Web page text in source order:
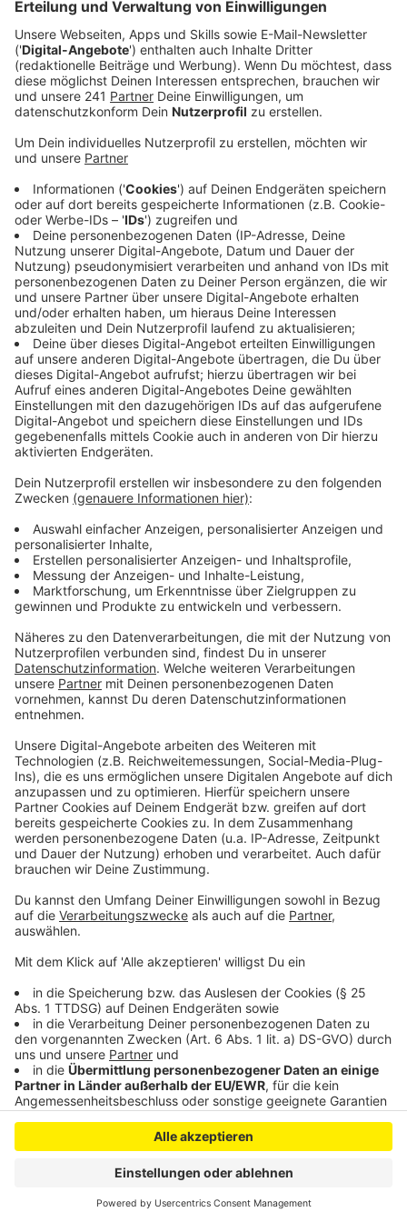
Anzeige
Veröffentlicht: Donnerstag, 11.04.2024 13:05
Anzeige
Krisenpostfach bei der Bezirksregierung
eingerichtet
Anzeige
Die Stimme im Video ist nicht zu erkennen, vermutlich
von einer KI technisch verändert. „Dann schlitze ich
denen die Kehle auf mit einer Machete“, heißt es, dazu
erscheinen Bilder von Lehrkräften und Schülern im
Hintergrund. Die Schule hat direkt gehandelt, die
Videos seien gesperrt worden, so die Schulleitung, und
heute gibt es ein Gespräch mit den Eltern einer der
betroffenen Klassen. Bei der Polizei laufen mehrere
Anzeigen gegen Unbekannt. Die Bezirksregierung Köln,
die für die Schule zuständig ist, hat schon seit
Längerem ein Krisenpostfach für solche Fälle – durch
Social Media sei das leider keine absolute Seltenheit
Anzeige
Anzeige
Neuplanung der B8: Leverkusener Strecke bald
Messerattacke in Leverkusen: Tatverdächtiger noch
flüchtig
Nach Sperrung: Nobelstraße in Leverkusen wieder frei
Anzeige
Anzeige